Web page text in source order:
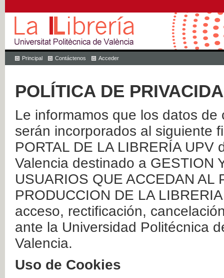
Principal Contáctenos Acceder
POLÍTICA DE
Le informamos que los datos
serán incorporados al siguiente
PORTAL DE LA LIBRERÍA
Valencia destinado a GESTION
USUARIOS QUE ACCEDAN AL
PRODUCCION DE LA
acceso, rectificación,
ante la Universidad Politécnica
Valencia.
Uso de Cookies